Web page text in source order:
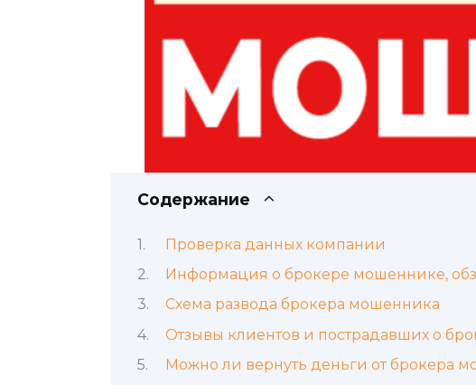
Содержание
Проверка данных компании
Информация о брокере мошеннике,
Схема развода брокера мошенника
Отзывы клиентов и пострадавших о
Можно ли вернуть деньги от брокера